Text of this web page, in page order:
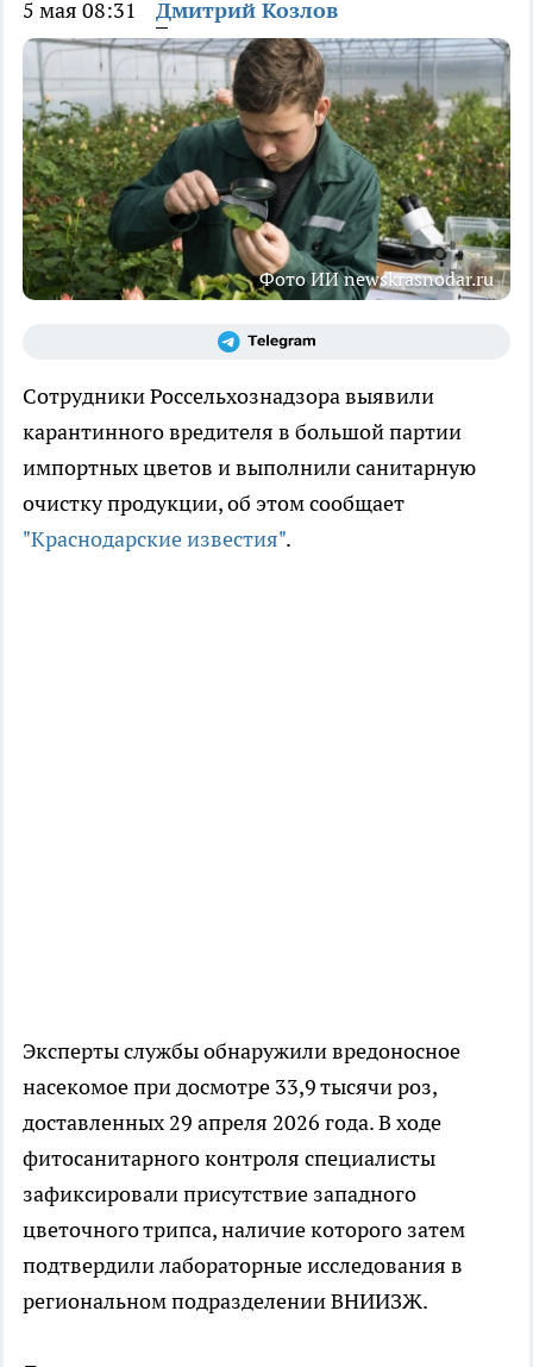
5 мая 08:31 Дмитрий Козлов
Фото ИИ newskrasnodar.ru
Сотрудники Россельхознадзора выявили
карантинного вредителя в большой партии
импортных цветов и выполнили санитарную
очистку продукции, об этом сообщает
"Краснодарские известия".
Эксперты службы обнаружили вредоносное
насекомое при досмотре 33,9 тысячи роз,
доставленных 29 апреля 2026 года. В ходе
фитосанитарного контроля специалисты
зафиксировали присутствие западного
цветочного трипса, наличие которого затем
подтвердили лабораторные исследования в
региональном подразделении ВНИИЗЖ.